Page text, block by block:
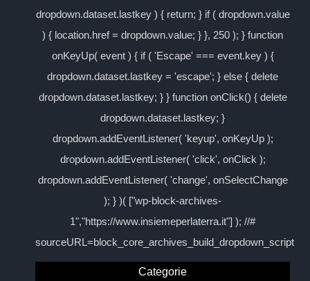
dropdown.dataset.lastkey ) { return; } if ( dropdown.value
) { location.href = dropdown.value; } }, 250 ); } function
onKeyUp( event ) { if ( 'Escape' === event.key ) {
dropdown.dataset.lastkey = 'escape'; } else { delete
dropdown.dataset.lastkey; } } function onClick() { delete
dropdown.dataset.lastkey; }
dropdown.addEventListener( 'keyup', onKeyUp );
dropdown.addEventListener( 'click', onClick );
dropdown.addEventListener( 'change', onSelectChange
); } )( ["wp-block-archives-
1","https://www.insiemeperlaterra.it"] ); //#
sourceURL=block_core_archives_build_dropdown_script
Categorie